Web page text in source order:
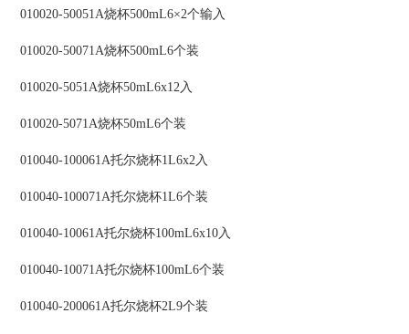
010020-50051A烧杯500mL6×2个输入
010020-50071A烧杯500mL6个装
010020-5051A烧杯50mL6x12入
010020-5071A烧杯50mL6个装
010040-100061A托尔烧杯1L6x2入
010040-100071A托尔烧杯1L6个装
010040-10061A托尔烧杯100mL6x10入
010040-10071A托尔烧杯100mL6个装
010040-200061A托尔烧杯2L9个装